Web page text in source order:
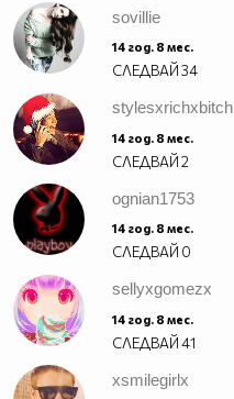
sovillie
14 год. 8 мес.
СЛЕДВАЙ34
stylesxrichxbitch
14 год. 8 мес.
СЛЕДВАЙ2
ognian1753
14 год. 8 мес.
СЛЕДВАЙ 0
sellyxgomezx
14 год. 8 мес.
СЛЕДВАЙ41
xsmilegirlx